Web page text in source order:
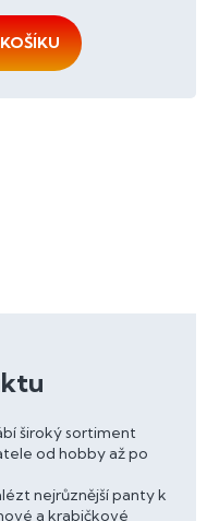
široký sortiment
od hobby až po
nejrůznější panty k
a krabičkové